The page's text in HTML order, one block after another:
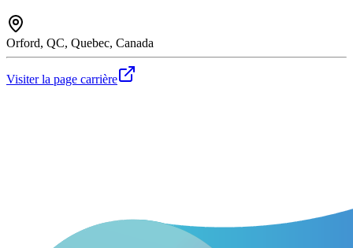
Orford, QC, Quebec, Canada
Visiter la page carrière